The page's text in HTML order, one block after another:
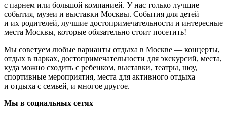
с парнем или большой компанией. У нас только лучшие
события, музеи и выставки Москвы. События для детей
и их родителей, лучшие достопримечательности и интересные
места Москвы, которые обязательно стоит посетить!
Мы советуем любые варианты отдыха в Москве — концерты,
отдых в парках, достопримечательности для экскурсий, места,
куда можно сходить с ребенком, выставки, театры, шоу,
спортивные мероприятия, места для активного отдыха
и отдыха с семьей, и многое другое.
Мы в социальных сетях